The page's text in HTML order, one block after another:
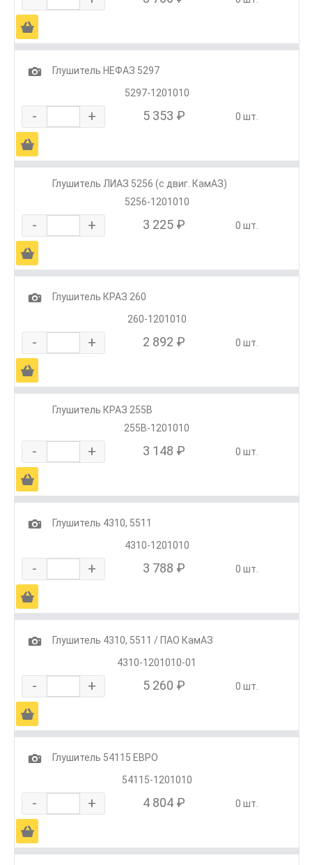
Ä
1
Глушитель НЕФАЗ 5297
5297-1201010
- + 5 353 ₽ 0 шт.
Ä
Глушитель ЛИАЗ 5256 (с двиг. КамАЗ)
5256-1201010
- + 3 225 ₽ 0 шт.
Ä
1
Глушитель КРАЗ 260
260-1201010
- + 2 892 ₽ 0 шт.
Ä
Глушитель КРАЗ 255В
255В-1201010
- + 3 148 ₽ 0 шт.
Ä
1
Глушитель 4310, 5511
4310-1201010
- + 3 788 ₽ 0 шт.
Ä
1
Глушитель 4310, 5511 / ПАО КамАЗ
4310-1201010-01
- + 5 260 ₽ 0 шт.
Ä
1
Глушитель 54115 ЕВРО
54115-1201010
- + 4 804 ₽ 0 шт.
Ä